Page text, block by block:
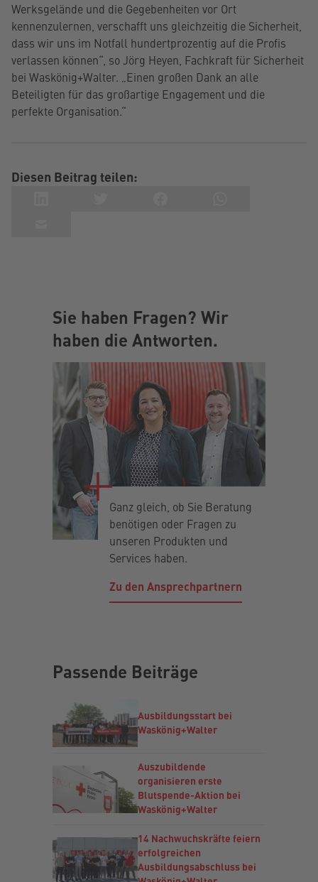
Werksgelände und die Gegebenheiten vor Ort
kennenzulernen, verschafft uns gleichzeitig die Sicherheit,
dass wir uns im Notfall hundertprozentig auf die Profis
verlassen können“, so Jörg Heyen, Fachkraft für Sicherheit
bei Waskönig+Walter. „Einen großen Dank an alle
Beteiligten für das großartige Engagement und die
perfekte Organisation.“
Diesen Beitrag teilen:
Sie haben Fragen? Wir
haben die Antworten.
Ganz gleich, ob Sie Beratung
benötigen oder Fragen zu
unseren Produkten und
Services haben.
Zu den Ansprechpartnern
Passende Beiträge
Ausbildungsstart bei
Waskönig+Walter
Auszubildende
organisieren erste
Blutspende-Aktion bei
Waskönig+Walter
14 Nachwuchskräfte feiern
erfolgreichen
Ausbildungsabschluss bei